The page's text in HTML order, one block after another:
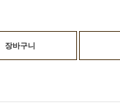
장바구니